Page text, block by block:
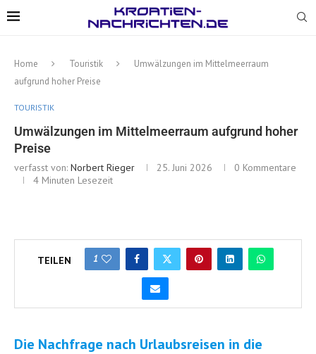
Home Touristik
Umwälzungen im Mittelmeerraum
aufgrund hoher Preise
TOURISTIK
Umwälzungen im Mittelmeerraum aufgrund hoher
Preise
verfasst von: Norbert Rieger 25. Juni 2026
0 Kommentare
4 Minuten Lesezeit
TEILEN 1
Die Nachfrage nach Urlaubsreisen in die